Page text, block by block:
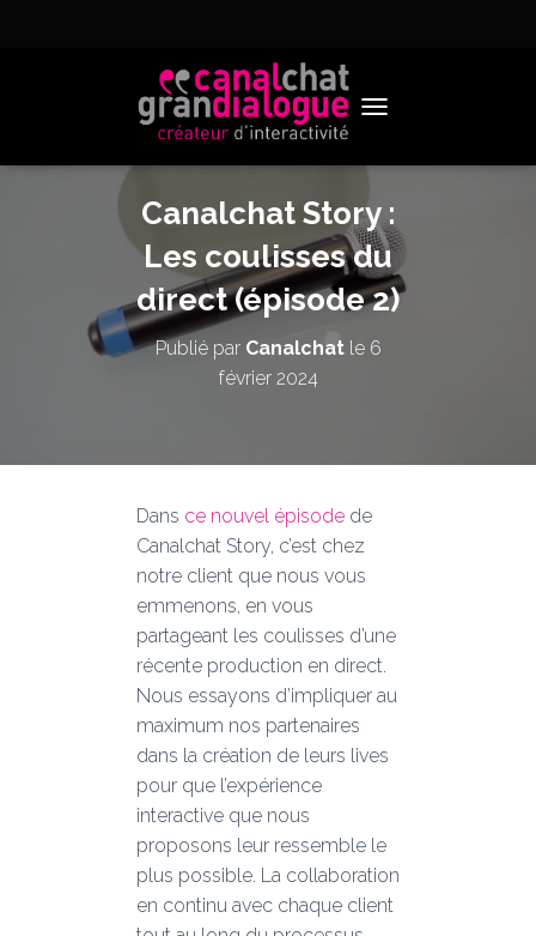
Canalchat Story :
Les coulisses du
direct (épisode 2)
Publié par Canalchatle 6
février 2024
Dans ce nouvel épisode de
Canalchat Story, c’est chez
notre client que nous vous
emmenons, en vous
partageant les coulisses d’une
récente production en direct.
Nous essayons d’impliquer au
maximum nos partenaires
dans la création de leurs lives
pour que l’expérience
interactive que nous
proposons leur ressemble le
plus possible. La collaboration
en continu avec chaque client